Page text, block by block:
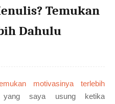
Temukan
Dahulu
motivasinya terlebih
saya usung ketika